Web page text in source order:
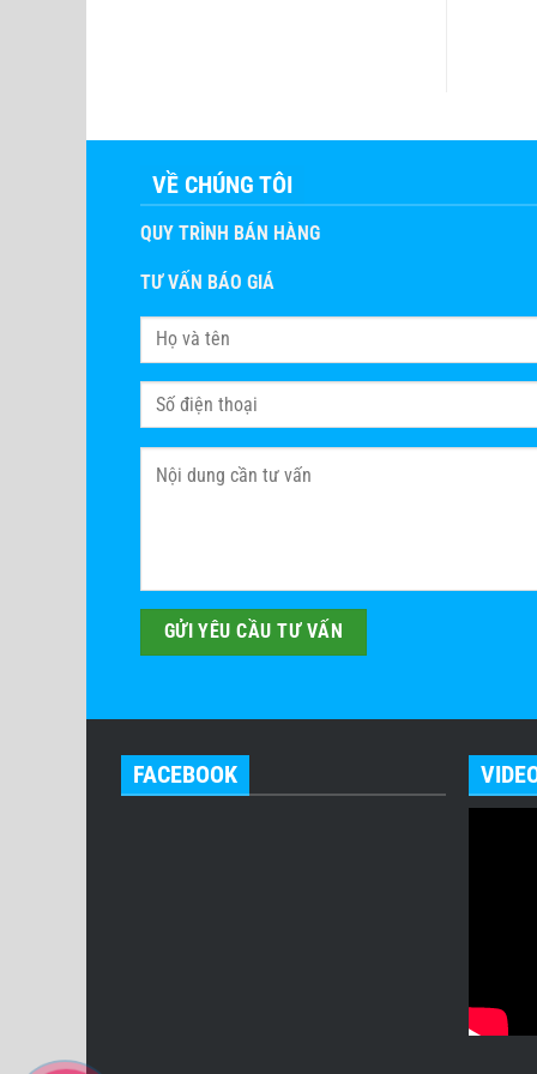
VỀ CHÚNG TÔI
QUY TRÌNH BÁN HÀNG
TƯ VẤN BÁO GIÁ
FACEBOOK